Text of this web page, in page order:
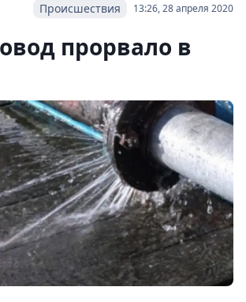
13:26, 28 апреля 2020
Происшествия
прорвало в